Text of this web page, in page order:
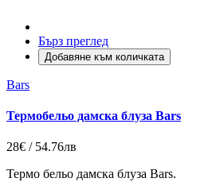
Бърз преглед
Добавяне към количката
Bars
Термобельо дамска блуза Bars
28€ / 54.76лв
Термо бельо дамска блуза Bars.